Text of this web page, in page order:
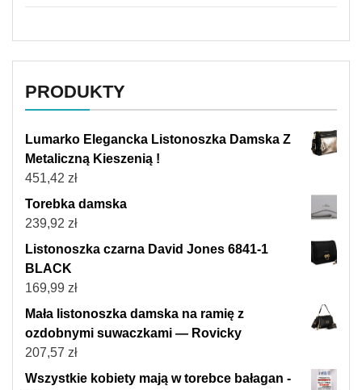
PRODUKTY
Lumarko Elegancka Listonoszka Damska Z
Metaliczną Kieszenią !
451,42 zł
Torebka damska
239,92 zł
Listonoszka czarna David Jones 6841-1
BLACK
169,99 zł
Mała listonoszka damska na ramię z
ozdobnymi suwaczkami — Rovicky
207,57 zł
Wszystkie kobiety mają w torebce bałagan -